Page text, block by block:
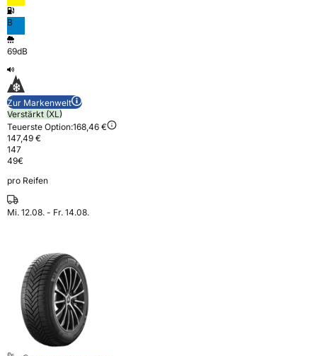
B
69dB
Zur Markenwelt
Verstärkt (XL)
Teuerste Option:168,46 €
147,49 €
147
49€
pro Reifen
Mi. 12.08. - Fr. 14.08.